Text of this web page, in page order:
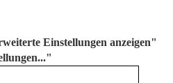
Einstellungen anzeigen"